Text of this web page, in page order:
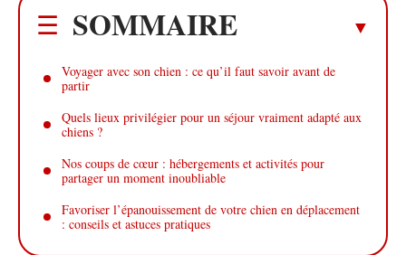
SOMMAIRE
Voyager avec son chien : ce qu’il faut savoir avant de
partir
Quels lieux privilégier pour un séjour vraiment adapté aux
chiens ?
Nos coups de cœur : hébergements et activités pour
partager un moment inoubliable
Favoriser l’épanouissement de votre chien en déplacement
: conseils et astuces pratiques